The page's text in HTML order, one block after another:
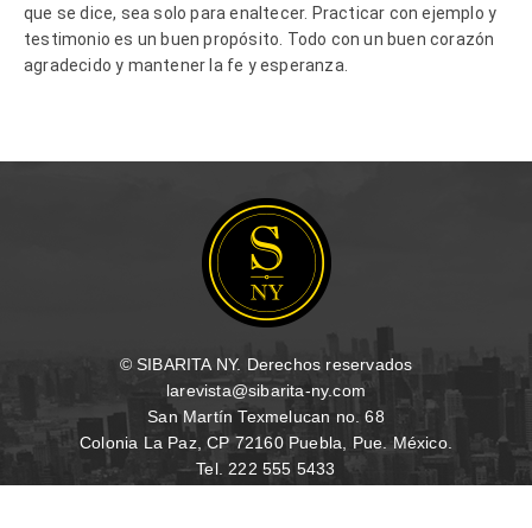
que se dice, sea solo para enaltecer. Practicar con ejemplo y
testimonio es un buen propósito. Todo con un buen corazón
agradecido y mantener la fe y esperanza.
© SIBARITA NY. Derechos reservados
larevista@sibarita-ny.com
San Martín Texmelucan no. 68
Colonia La Paz, CP 72160 Puebla, Pue. México.
Tel. 222 555 5433